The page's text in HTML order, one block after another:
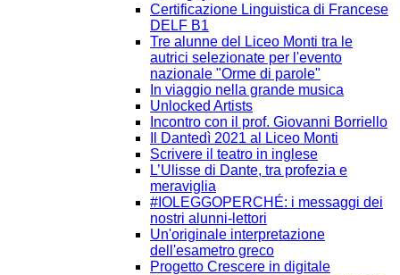
Certificazione Linguistica di Francese
DELF B1
Tre alunne del Liceo Monti tra le
autrici selezionate per l'evento
nazionale "Orme di parole"
In viaggio nella grande musica
Unlocked Artists
Incontro con il prof. Giovanni Borriello
Il Dantedì 2021 al Liceo Monti
Scrivere il teatro in inglese
L’Ulisse di Dante, tra profezia e
meraviglia
#IOLEGGOPERCHÉ: i messaggi dei
nostri alunni-lettori
Un'originale interpretazione
dell'esametro greco
Progetto Crescere in digitale